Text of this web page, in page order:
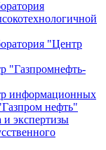
"Центр
"Газпромнефть-
информационных
нефть"
и экспертизы